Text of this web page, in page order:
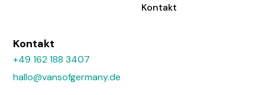
Kontakt
Kontakt
+49 162 188 3407
hallo@vansofgermany.de